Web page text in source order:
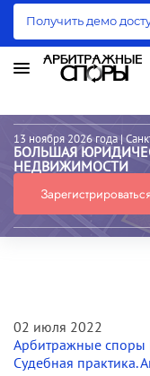
Получить демо
13 ноября 2026 года |
БОЛЬШАЯ
НЕДВИЖИМОСТИ
Зарегистрироваться
02 июля 2022
Арбитражные
Судебная практика.